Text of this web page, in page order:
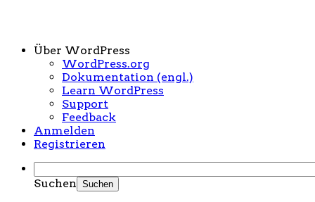
Über WordPress
WordPress.org
Dokumentation (engl.)
Learn WordPress
Support
Feedback
Anmelden
Registrieren
Suchen